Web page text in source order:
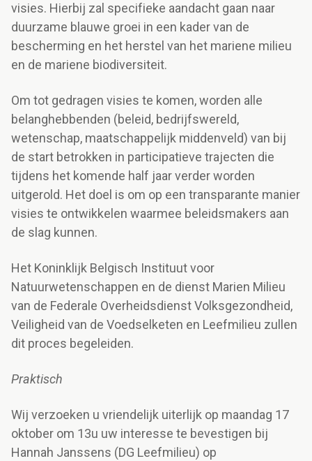
visies. Hierbij zal specifieke aandacht gaan naar
duurzame blauwe groei in een kader van de
bescherming en het herstel van het mariene milieu
en de mariene biodiversiteit.
Om tot gedragen visies te komen, worden alle
belanghebbenden (beleid, bedrijfswereld,
wetenschap, maatschappelijk middenveld) van bij
de start betrokken in participatieve trajecten die
tijdens het komende half jaar verder worden
uitgerold. Het doel is om op een transparante manier
visies te ontwikkelen waarmee beleidsmakers aan
de slag kunnen.
Het Koninklijk Belgisch Instituut voor
Natuurwetenschappen en de dienst Marien Milieu
van de Federale Overheidsdienst Volksgezondheid,
Veiligheid van de Voedselketen en Leefmilieu zullen
dit proces begeleiden.
Praktisch
Wij verzoeken u vriendelijk uiterlijk op maandag 17
oktober om 13u uw interesse te bevestigen bij
Hannah Janssens (DG Leefmilieu) op